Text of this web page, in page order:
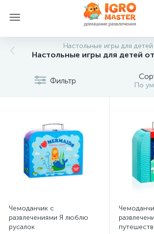
Настольные игры для детей
Настольные игры для детей
Фильтр По
Чемоданчик с
развлечениями Я люблю
русалок